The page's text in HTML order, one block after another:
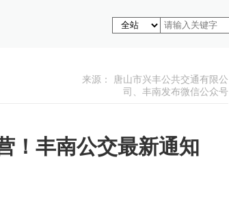
来源： 唐山市兴丰公共交通有限公
司、丰南发布微信公众号
！丰南公交最新通知